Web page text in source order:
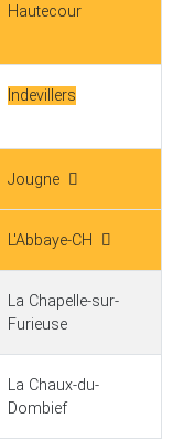
Hautecour
Indevillers
Jougne
L'Abbaye-CH
La Chapelle-sur-
Furieuse
La Chaux-du-
Dombief